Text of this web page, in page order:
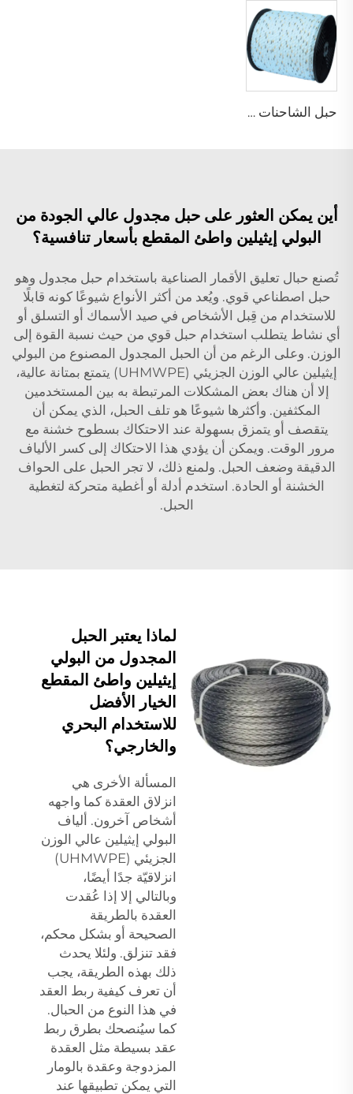
حبل الشاحنات كاليفورنيا
أين يمكن العثور على حبل مجدول عالي الجودة من
البولي إيثيلين واطئ المقطع بأسعار تنافسية؟
تُصنع حبال تعليق الأقمار الصناعية باستخدام حبل مجدول وهو
حبل اصطناعي قوي. ويُعد من أكثر الأنواع شيوعًا كونه قابلًا
للاستخدام من قِبل الأشخاص في صيد الأسماك أو التسلق أو
أي نشاط يتطلب استخدام حبل قوي من حيث نسبة القوة إلى
الوزن. وعلى الرغم من أن الحبل المجدول المصنوع من البولي
إيثيلين عالي الوزن الجزيئي (UHMWPE) يتمتع بمتانة عالية،
إلا أن هناك بعض المشكلات المرتبطة به بين المستخدمين
المكثفين. وأكثرها شيوعًا هو تلف الحبل، الذي يمكن أن
يتقصف أو يتمزق بسهولة عند الاحتكاك بسطوح خشنة مع
مرور الوقت. ويمكن أن يؤدي هذا الاحتكاك إلى كسر الألياف
الدقيقة وضعف الحبل. ولمنع ذلك، لا تجر الحبل على الحواف
الخشنة أو الحادة. استخدم أدلة أو أغطية متحركة لتغطية
الحبل.
لماذا يعتبر الحبل
المجدول من البولي
إيثيلين واطئ المقطع
الخيار الأفضل
للاستخدام البحري
والخارجي؟
المسألة الأخرى هي
انزلاق العقدة كما واجهه
أشخاص آخرون. ألياف
البولي إيثيلين عالي الوزن
الجزيئي (UHMWPE)
انزلاقيّة جدًا أيضًا،
وبالتالي إلا إذا عُقدت
العقدة بالطريقة
الصحيحة أو بشكل محكم،
فقد تنزلق. ولئلا يحدث
ذلك بهذه الطريقة، يجب
أن تعرف كيفية ربط العقد
في هذا النوع من الحبال.
كما سيُنصحك بطرق ربط
عقد بسيطة مثل العقدة
المزدوجة وعقدة بالومار
التي يمكن تطبيقها عند